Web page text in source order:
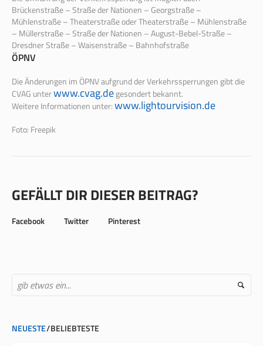
Brückenstraße – Straße der Nationen – Georgstraße –
Mühlenstraße – Theaterstraße oder Theaterstraße – Mühlenstraße
– Müllerstraße – Straße der Nationen – August-Bebel-Straße –
Dresdner Straße – Waisenstraße – Bahnhofstraße
ÖPNV
Die Änderungen im ÖPNV aufgrund der Verkehrssperrungen gibt die
CVAG unterwww.cvag.degesondert bekannt.
Weitere Informationen unter:www.lightourvision.de
Foto: Freepik
GEFÄLLT DIR DIESER BEITRAG?
Facebook Twitter Pinterest
NEUESTE BELIEBTESTE